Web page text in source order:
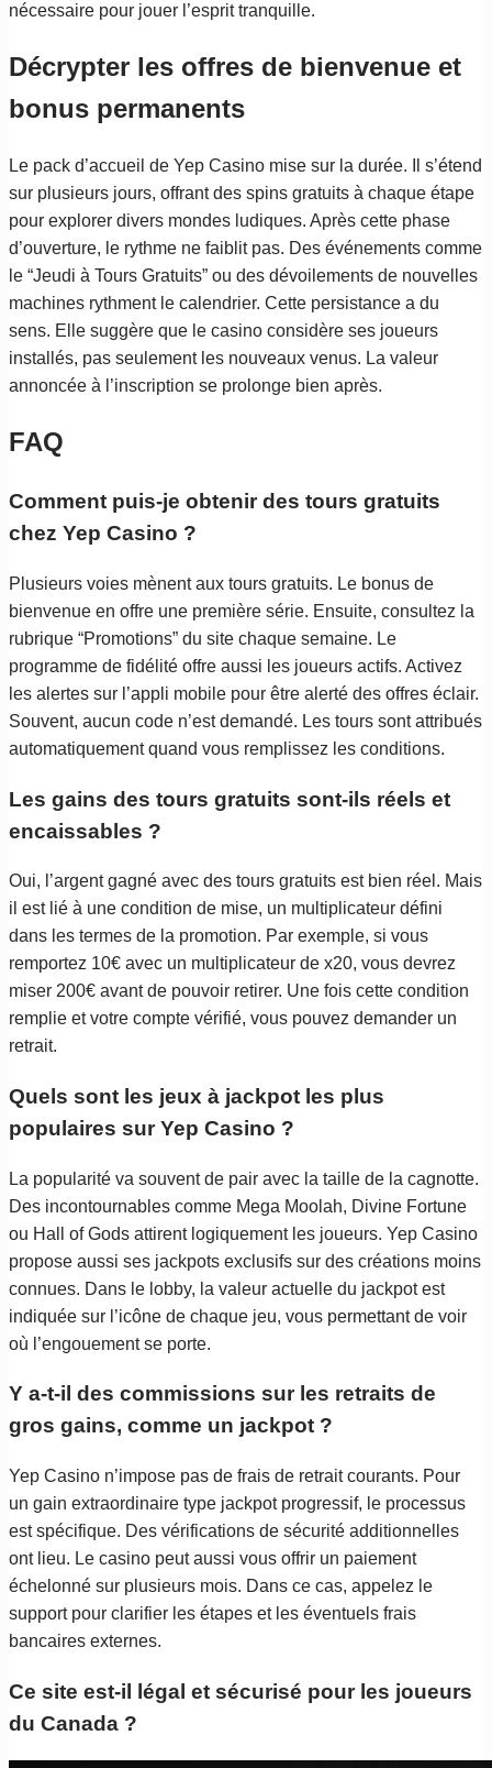
nécessaire pour jouer l’esprit tranquille.
Décrypter les offres de bienvenue et
bonus permanents
Le pack d’accueil de Yep Casino mise sur la durée. Il s’étend
sur plusieurs jours, offrant des spins gratuits à chaque étape
pour explorer divers mondes ludiques. Après cette phase
d’ouverture, le rythme ne faiblit pas. Des événements comme
le “Jeudi à Tours Gratuits” ou des dévoilements de nouvelles
machines rythment le calendrier. Cette persistance a du
sens. Elle suggère que le casino considère ses joueurs
installés, pas seulement les nouveaux venus. La valeur
annoncée à l’inscription se prolonge bien après.
FAQ
Comment puis-je obtenir des tours gratuits
chez Yep Casino ?
Plusieurs voies mènent aux tours gratuits. Le bonus de
bienvenue en offre une première série. Ensuite, consultez la
rubrique “Promotions” du site chaque semaine. Le
programme de fidélité offre aussi les joueurs actifs. Activez
les alertes sur l’appli mobile pour être alerté des offres éclair.
Souvent, aucun code n’est demandé. Les tours sont attribués
automatiquement quand vous remplissez les conditions.
Les gains des tours gratuits sont-ils réels et
encaissables ?
Oui, l’argent gagné avec des tours gratuits est bien réel. Mais
il est lié à une condition de mise, un multiplicateur défini
dans les termes de la promotion. Par exemple, si vous
remportez 10€ avec un multiplicateur de x20, vous devrez
miser 200€ avant de pouvoir retirer. Une fois cette condition
remplie et votre compte vérifié, vous pouvez demander un
retrait.
Quels sont les jeux à jackpot les plus
populaires sur Yep Casino ?
La popularité va souvent de pair avec la taille de la cagnotte.
Des incontournables comme Mega Moolah, Divine Fortune
ou Hall of Gods attirent logiquement les joueurs. Yep Casino
propose aussi ses jackpots exclusifs sur des créations moins
connues. Dans le lobby, la valeur actuelle du jackpot est
indiquée sur l’icône de chaque jeu, vous permettant de voir
où l’engouement se porte.
Y a-t-il des commissions sur les retraits de
gros gains, comme un jackpot ?
Yep Casino n’impose pas de frais de retrait courants. Pour
un gain extraordinaire type jackpot progressif, le processus
est spécifique. Des vérifications de sécurité additionnelles
ont lieu. Le casino peut aussi vous offrir un paiement
échelonné sur plusieurs mois. Dans ce cas, appelez le
support pour clarifier les étapes et les éventuels frais
bancaires externes.
Ce site est-il légal et sécurisé pour les joueurs
du Canada ?